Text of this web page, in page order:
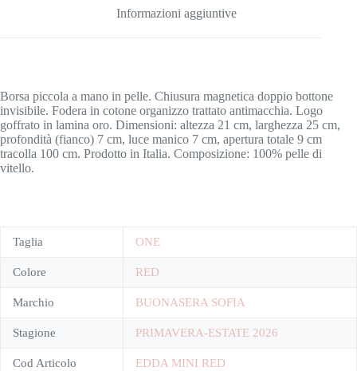
Informazioni aggiuntive
Borsa piccola a mano in pelle. Chiusura magnetica doppio bottone
invisibile. Fodera in cotone organizzo trattato antimacchia. Logo
goffrato in lamina oro. Dimensioni: altezza 21 cm, larghezza 25 cm,
profondità (fianco) 7 cm, luce manico 7 cm, apertura totale 9 cm
tracolla 100 cm. Prodotto in Italia. Composizione: 100% pelle di
vitello.
Taglia ONE
Colore RED
Marchio BUONASERA SOFIA
Stagione PRIMAVERA-ESTATE 2026
Cod Articolo EDDA MINI RED